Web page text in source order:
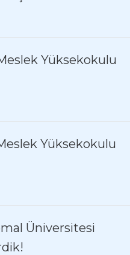
Yüksekokulu
Yüksekokulu
Üniversitesi